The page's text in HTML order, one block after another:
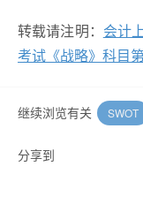
转载请注明： 会计
考试《战略》科目
继续浏览有关 SWOT
分享到